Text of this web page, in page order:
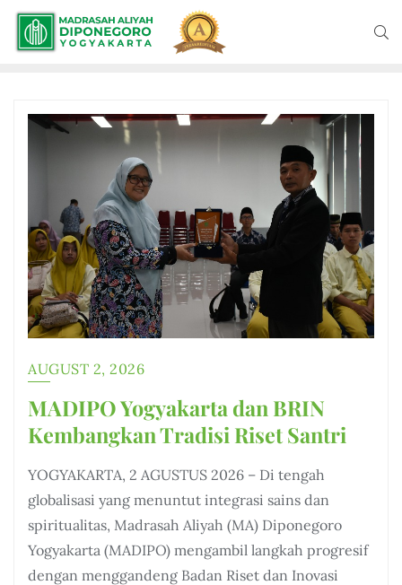
AUGUST 2, 2026
MADIPO Yogyakarta dan BRIN
Kembangkan Tradisi Riset Santri
YOGYAKARTA, 2 AGUSTUS 2026 – Di tengah
globalisasi yang menuntut integrasi sains dan
spiritualitas, Madrasah Aliyah (MA) Diponegoro
Yogyakarta (MADIPO) mengambil langkah progresif
dengan menggandeng Badan Riset dan Inovasi